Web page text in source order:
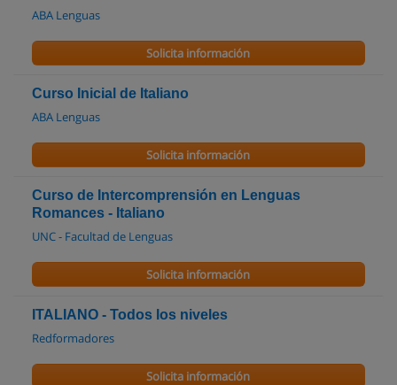
ABA Lenguas
Solicita información
Curso Inicial de Italiano
ABA Lenguas
Solicita información
Curso de Intercomprensión en Lenguas
Romances - Italiano
UNC - Facultad de Lenguas
Solicita información
ITALIANO - Todos los niveles
Redformadores
Solicita información